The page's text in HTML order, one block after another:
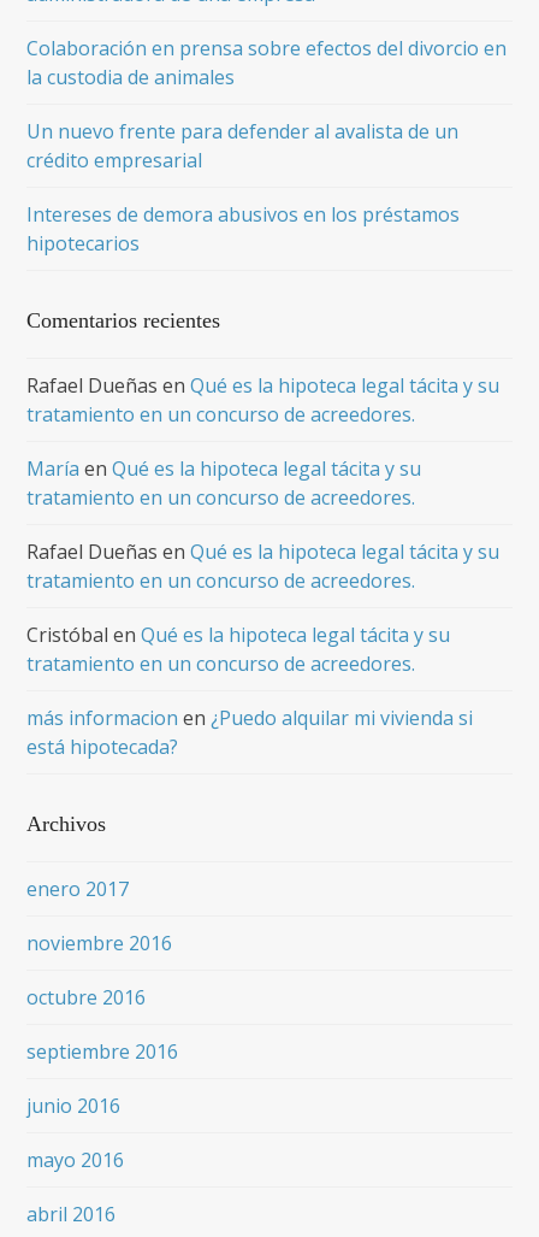
Colaboración en prensa sobre efectos del divorcio en
la custodia de animales
Un nuevo frente para defender al avalista de un
crédito empresarial
Intereses de demora abusivos en los préstamos
hipotecarios
Comentarios recientes
Rafael Dueñas enQué es la hipoteca legal tácita y su
tratamiento en un concurso de acreedores.
María enQué es la hipoteca legal tácita y su
tratamiento en un concurso de acreedores.
Rafael Dueñas enQué es la hipoteca legal tácita y su
tratamiento en un concurso de acreedores.
Cristóbal enQué es la hipoteca legal tácita y su
tratamiento en un concurso de acreedores.
más informacion en¿Puedo alquilar mi vivienda si
está hipotecada?
Archivos
enero 2017
noviembre 2016
octubre 2016
septiembre 2016
junio 2016
mayo 2016
abril 2016